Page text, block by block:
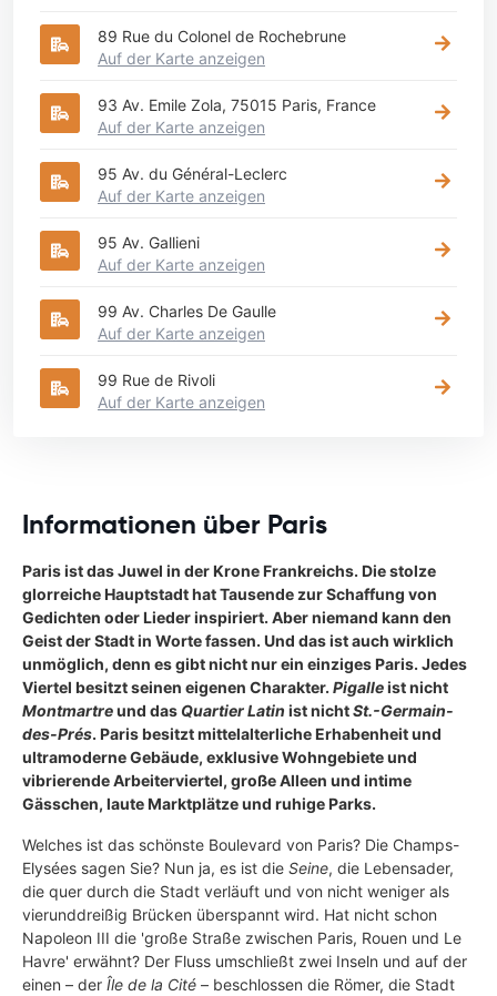
89 Rue du Colonel de Rochebrune
Auf der Karte anzeigen
93 Av. Emile Zola, 75015 Paris, France
Auf der Karte anzeigen
95 Av. du Général-Leclerc
Auf der Karte anzeigen
95 Av. Gallieni
Auf der Karte anzeigen
99 Av. Charles De Gaulle
Auf der Karte anzeigen
99 Rue de Rivoli
Auf der Karte anzeigen
Informationen über Paris
Paris ist das Juwel in der Krone Frankreichs. Die stolze
glorreiche Hauptstadt hat Tausende zur Schaffung von
Gedichten oder Lieder inspiriert. Aber niemand kann den
Geist der Stadt in Worte fassen. Und das ist auch wirklich
unmöglich, denn es gibt nicht nur ein einziges Paris. Jedes
Viertel besitzt seinen eigenen Charakter. Pigalleist nicht
Montmartreund das Quartier Latin ist nichtSt.-Germain-
des-Prés. Paris besitzt mittelalterliche Erhabenheit und
ultramoderne Gebäude, exklusive Wohngebiete und
vibrierende Arbeiterviertel, große Alleen und intime
Gässchen, laute Marktplätze und ruhige Parks.
Welches ist das schönste Boulevard von Paris? Die Champs-
Elysées sagen Sie? Nun ja, es ist die Seine, die Lebensader,
die quer durch die Stadt verläuft und von nicht weniger als
vierunddreißig Brücken überspannt wird. Hat nicht schon
Napoleon III die 'große Straße zwischen Paris, Rouen und Le
Havre' erwähnt? Der Fluss umschließt zwei Inseln und auf der
einen – der Île de la Cité – beschlossen die Römer, die Stadt